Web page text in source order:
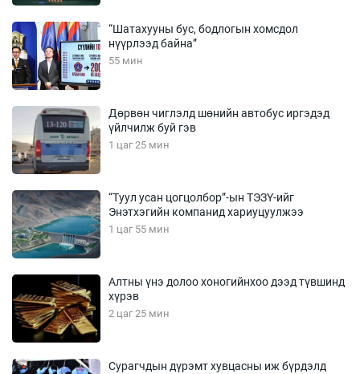
“Шатахууны бус, бодлогын хомсдол
нүүрлээд байна”
55 мин
Дөрвөн чиглэлд шөнийн автобус иргэдэд
үйлчилж буй гэв
1 цаг 25 мин
“Туул усан цогцолбор”-ын ТЭЗҮ-ийг
Энэтхэгийн компанид хариуцуулжээ
1 цаг 55 мин
Алтны үнэ долоо хоногийнхоо дээд түвшинд
хүрэв
2 цаг 25 мин
Сурагчдын дүрэмт хувцасны иж бүрдэлд